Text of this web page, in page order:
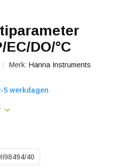
DO/°C
Merk:Hanna Instruments
5 werkdagen
40